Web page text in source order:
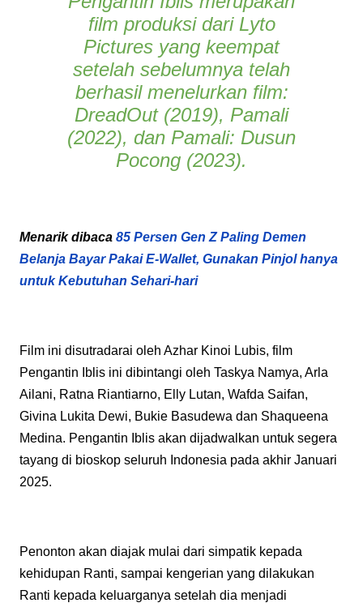
film produksi dari Lyto
Pictures yang keempat
setelah sebelumnya telah
berhasil menelurkan film:
DreadOut (2019), Pamali
(2022), dan Pamali: Dusun
Pocong (2023).
Menarik dibaca 85 Persen Gen Z Paling Demen
Belanja Bayar Pakai E-Wallet, Gunakan Pinjol hanya
untuk Kebutuhan Sehari-hari
Film ini disutradarai oleh Azhar Kinoi Lubis, film
Pengantin Iblis ini dibintangi oleh Taskya Namya, Arla
Ailani, Ratna Riantiarno, Elly Lutan, Wafda Saifan,
Givina Lukita Dewi, Bukie Basudewa dan Shaqueena
Medina. Pengantin Iblis akan dijadwalkan untuk segera
tayang di bioskop seluruh Indonesia pada akhir Januari
2025.
Penonton akan diajak mulai dari simpatik kepada
kehidupan Ranti, sampai kengerian yang dilakukan
Ranti kepada keluarganya setelah dia menjadi